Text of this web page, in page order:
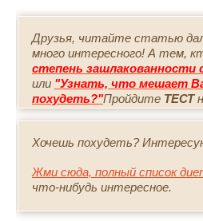
Друзья, читайте статью
много интересного! А тем,
степень зашлакованности
или "Узнать, что мешает
похудеть?"Пройдите ТЕСТ
Хочешь похудеть?
Жми сюда, полный список
что-нибудь интересное.